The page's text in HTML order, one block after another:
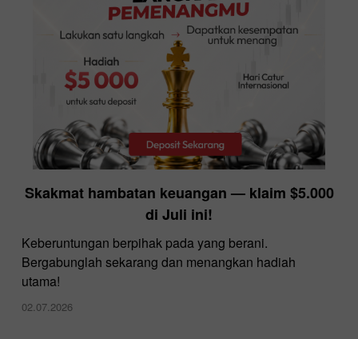
pasar
Skakmat hambatan keuangan — klaim $5.000
di Juli ini!
Keberuntungan berpihak pada yang berani.
Bergabunglah sekarang dan menangkan hadiah
utama!
02.07.2026